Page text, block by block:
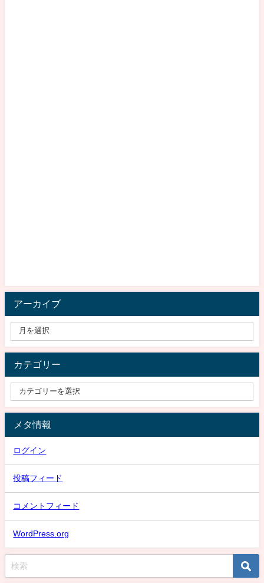
アーカイブ
カテゴリー
メタ情報
ログイン
投稿フィード
コメントフィード
WordPress.org